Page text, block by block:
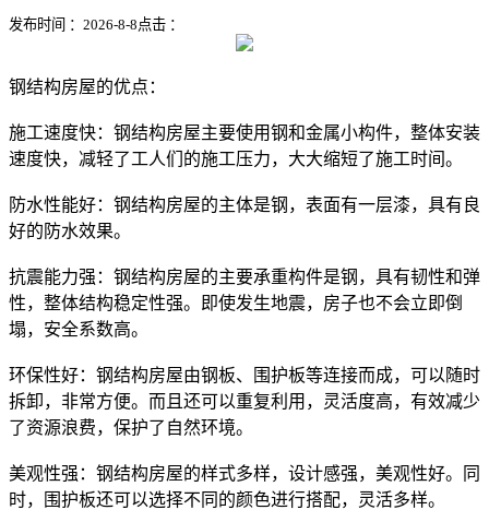
发布时间 ：2026-8-8 点击 ：
钢结构房屋的优点：
施工速度快：钢结构房屋主要使用钢和金属小构件，整体安装
速度快，减轻了工人们的施工压力，大大缩短了施工时间。
防水性能好：钢结构房屋的主体是钢，表面有一层漆，具有良
好的防水效果。
抗震能力强：钢结构房屋的主要承重构件是钢，具有韧性和弹
性，整体结构稳定性强。即使发生地震，房子也不会立即倒
塌，安全系数高。
环保性好：钢结构房屋由钢板、围护板等连接而成，可以随时
拆卸，非常方便。而且还可以重复利用，灵活度高，有效减少
了资源浪费，保护了自然环境。
美观性强：钢结构房屋的样式多样，设计感强，美观性好。同
时，围护板还可以选择不同的颜色进行搭配，灵活多样。